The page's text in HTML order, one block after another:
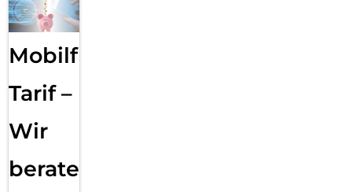
Mobilfunk
Tarif –
Wir
beraten